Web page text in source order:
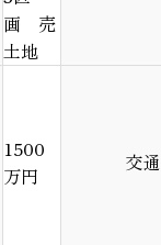
画 売
土地
1500
万円
交通